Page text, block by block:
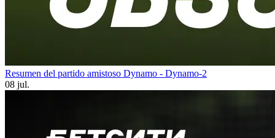
Resumen del partido amistoso Dynamo - Dynamo-2
08 jul.